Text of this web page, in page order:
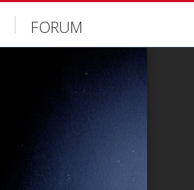
FORUM